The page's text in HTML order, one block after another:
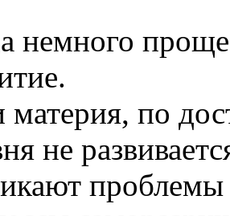
немного
материя, по
не
проблемы